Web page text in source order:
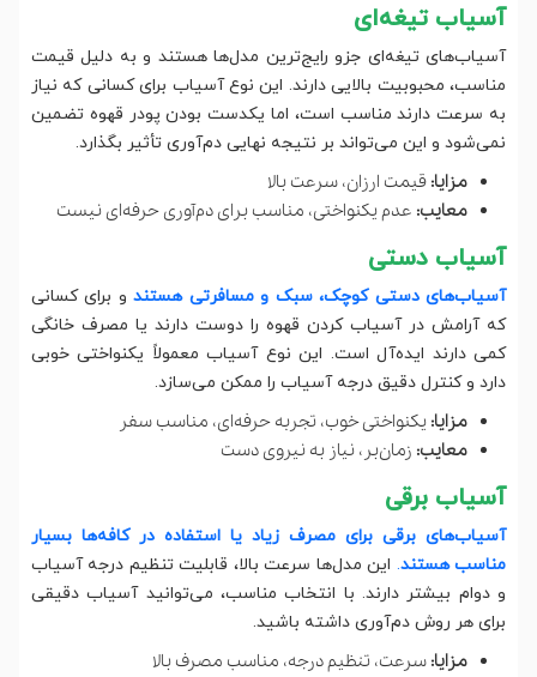
آسیاب تیغه‌ای
آسیاب‌های تیغه‌ای جزو رایج‌ترین مدل‌ها هستند و به دلیل قیمت
مناسب، محبوبیت بالایی دارند. این نوع آسیاب برای کسانی که نیاز
به سرعت دارند مناسب است، اما یکدست بودن پودر قهوه تضمین
نمی‌شود و این می‌تواند بر نتیجه نهایی دم‌آوری تأثیر بگذارد.
مزایا: قیمت ارزان، سرعت بالا
معایب: عدم یکنواختی، مناسب برای دم‌آوری حرفه‌ای نیست
آسیاب دستی
آسیاب‌های دستی کوچک، سبک و مسافرتی هستندو برای کسانی
که آرامش در آسیاب کردن قهوه را دوست دارند یا مصرف خانگی
کمی دارند ایده‌آل است. این نوع آسیاب معمولاً یکنواختی خوبی
دارد و کنترل دقیق درجه آسیاب را ممکن می‌سازد.
مزایا: یکنواختی خوب، تجربه حرفه‌ای، مناسب سفر
معایب: زمان‌بر، نیاز به نیروی دست
آسیاب برقی
آسیاب‌های برقی برای مصرف زیاد یا استفاده در کافه‌ها بسیار
مناسب هستند. این مدل‌ها سرعت بالا، قابلیت تنظیم درجه آسیاب
و دوام بیشتر دارند. با انتخاب مناسب، می‌توانید آسیاب دقیقی
برای هر روش دم‌آوری داشته باشید.
مزایا: سرعت، تنظیم درجه، مناسب مصرف بالا